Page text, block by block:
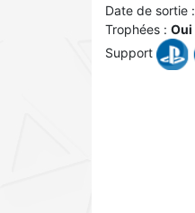
Date de sortie :
Trophées : Oui
Support